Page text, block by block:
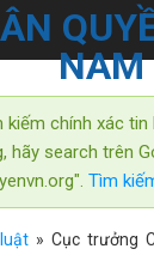
kiếm chính xác tin
hãy search trên
Tìm
» Cục trưởng